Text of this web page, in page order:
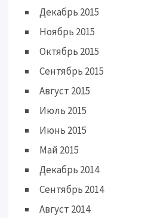
Декабрь 2015
Ноябрь 2015
Октябрь 2015
Сентябрь 2015
Август 2015
Июль 2015
Июнь 2015
Май 2015
Декабрь 2014
Сентябрь 2014
Август 2014